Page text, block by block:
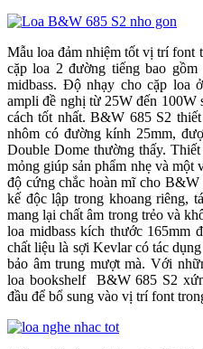
Mẫu loa đảm nhiệm tốt vị trí font
cặp loa 2 đường tiếng bao
midbass. Độ nhạy cho cặp loa
ampli đề nghị từ 25W đến 100W
cách tốt nhất. B&W 685 S2
nhôm có đường kính 25mm,
Double Dome thường thấy.
mỏng giúp sản phẩm nhẹ và một
độ cứng chắc hoàn mĩ cho
kế độc lập trong khoang riêng,
mang lại chất âm trong trẻo và
loa midbass kích thước 165mm
chất liệu là sợi Kevlar có tác
bảo âm trung mượt mà. Với
loa bookshelf B&W 685 S2
đầu để bổ sung vào vị trí font